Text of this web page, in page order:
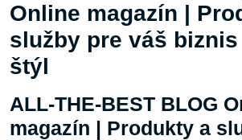
Online magazín |
služby pre váš
štýl
ALL-THE-BEST BLOG
magazín | Produkty a